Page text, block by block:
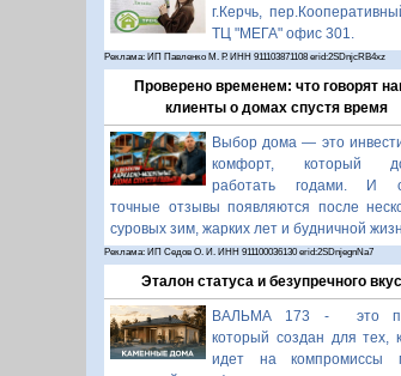
г.Керчь,
ТЦ "МЕГА" офис 301.
Реклама: ИП Павленко М. Р. ИНН 911103871108 erid:2SDnjcRB4xz
Проверено временем: что говорят
клиенты о домах спустя время
Выбор дома — это
комфорт, который
работать годами. И
точные отзывы появляются после
суровых зим, жарких лет и будничной
Реклама: ИП Седов О. И. ИНН 911100036130 erid:2SDnjegnNa7
Эталон статуса и безупречного
ВАЛЬМА 173 - это
который создан для тех,
идет на компромиссы